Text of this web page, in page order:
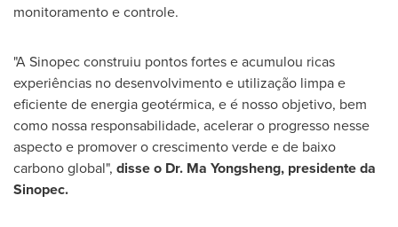
monitoramento e controle.
"A Sinopec construiu pontos fortes e acumulou ricas
experiências no desenvolvimento e utilização limpa e
eficiente de energia geotérmica, e é nosso objetivo, bem
como nossa responsabilidade, acelerar o progresso nesse
aspecto e promover o crescimento verde e de baixo
carbono global", disse o Dr. Ma Yongsheng, presidente da
Sinopec.